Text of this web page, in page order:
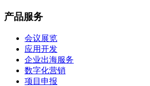
产品服务
会议展览
应用开发
企业出海服务
数字化营销
项目申报